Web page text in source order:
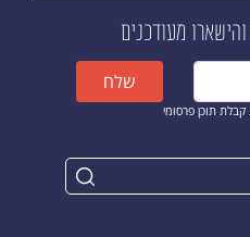
והישארו מעודכנים
תוכן פרסומי
שלח